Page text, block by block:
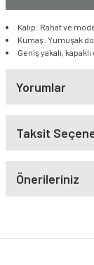
Kalıp: Rahat ve
Kumaş: Yumuşak
Geniş yakalı,
Yorumlar
Taksit
Önerileriniz